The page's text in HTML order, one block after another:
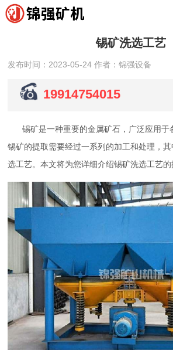
锡矿洗选工艺
发布时间：2023-05-24 作者：锦强设备
19914754015
锡矿是一种重要的金属矿石，广泛应用于
锡矿的提取需要经过一系列的加工和处理，
选工艺。本文将为您详细介绍锡矿洗选工艺的